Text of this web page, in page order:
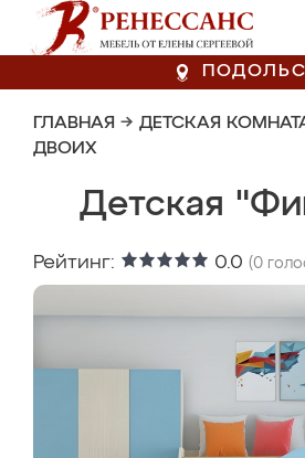
ГЛАВНАЯ → ДЕТСКАЯ
ДВОИХ
Детская
Рейтинг: 0.0 (0